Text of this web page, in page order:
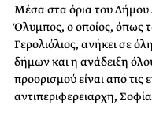
Μέσα στα όρια του Δήμου
Όλυμπος, ο οποίος, όπως
Γερολιόλιος, ανήκει σε
δήμων και η ανάδειξη
προορισμού είναι από τις
αντιπεριφερειάρχη,